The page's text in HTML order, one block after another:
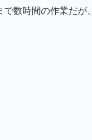
数時間の作業だが、